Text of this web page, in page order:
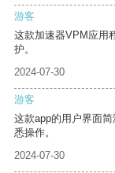
游客
这款加速器VPM应用
护。
2024-07-30
游客
这款app的用户界面
悉操作。
2024-07-30